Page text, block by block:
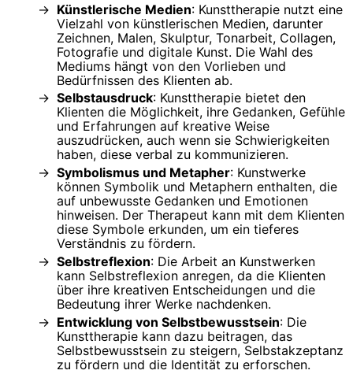
Künstlerische Medien: Kunsttherapie nutzt eine
Vielzahl von künstlerischen Medien, darunter
Zeichnen, Malen, Skulptur, Tonarbeit, Collagen,
Fotografie und digitale Kunst. Die Wahl des
Mediums hängt von den Vorlieben und
Bedürfnissen des Klienten ab.
Selbstausdruck: Kunsttherapie bietet den
Klienten die Möglichkeit, ihre Gedanken, Gefühle
und Erfahrungen auf kreative Weise
auszudrücken, auch wenn sie Schwierigkeiten
haben, diese verbal zu kommunizieren.
Symbolismus und Metapher: Kunstwerke
können Symbolik und Metaphern enthalten, die
auf unbewusste Gedanken und Emotionen
hinweisen. Der Therapeut kann mit dem Klienten
diese Symbole erkunden, um ein tieferes
Verständnis zu fördern.
Selbstreflexion: Die Arbeit an Kunstwerken
kann Selbstreflexion anregen, da die Klienten
über ihre kreativen Entscheidungen und die
Bedeutung ihrer Werke nachdenken.
Entwicklung von Selbstbewusstsein: Die
Kunsttherapie kann dazu beitragen, das
Selbstbewusstsein zu steigern, Selbstakzeptanz
zu fördern und die Identität zu erforschen.